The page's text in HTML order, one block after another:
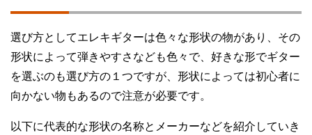
選び方としてエレキギターは色々な形状の物があり、その
形状によって弾きやすさなども色々で、好きな形でギター
を選ぶのも選び方の１つですが、形状によっては初心者に
向かない物もあるので注意が必要です。
以下に代表的な形状の名称とメーカーなどを紹介していき